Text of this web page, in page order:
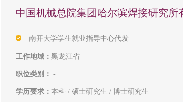
中国机械总院集团哈尔滨焊接研究所
南开大学学生就业指导中心代发
工作地域： 黑龙江省
职位类别： -
学历要求： 本科 / 硕士研究生 / 博士研究生